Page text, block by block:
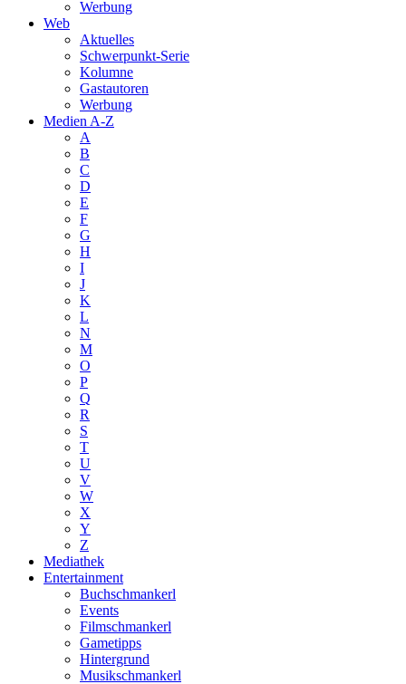
Werbung
Web
Aktuelles
Schwerpunkt-Serie
Kolumne
Gastautoren
Werbung
Medien A-Z
A
B
C
D
E
F
G
H
I
J
K
L
N
M
O
P
Q
R
S
T
U
V
W
X
Y
Z
Mediathek
Entertainment
Buchschmankerl
Events
Filmschmankerl
Gametipps
Hintergrund
Musikschmankerl